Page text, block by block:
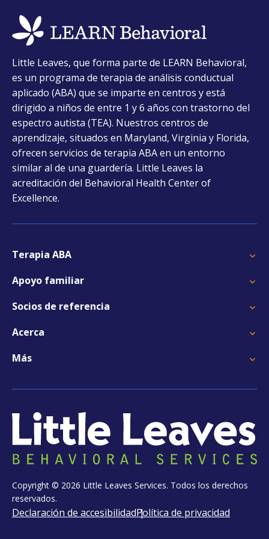
in
a
new
tab
Little Leaves, que forma parte de LEARN Behavioral,
es un programa de terapia de análisis conductual
aplicado (ABA) que se imparte en centros y está
dirigido a niños de entre 1 y 6 años con trastorno del
espectro autista (TEA). Nuestros centros de
aprendizaje, situados en Maryland, Virginia y Florida,
ofrecen servicios de terapia ABA en un entorno
similar al de una guardería. Little Leaves la
acreditación del Behavioral Health Center of
Excellence.
Terapia ABA
Apoyo familiar
Socios de referencia
Acerca
Más
Copyright © 2026 Little Leaves Services. Todos los derechos
reservados.
Declaración de accesibilidadPolítica de privacidad